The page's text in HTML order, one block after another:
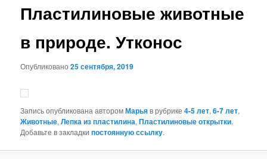
Пластилиновые животные
в природе. Утконос
Опубликовано25 сентября, 2019
Запись опубликована авторомМарьяв рубрике4-5 лет,6-7 лет,
Животные,Лепка из пластилина,Пластилиновые открытки.
Добавьте в закладкипостоянную ссылку.